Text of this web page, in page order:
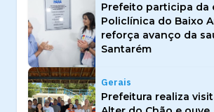
Prefeito participa da
Policlínica do Baixo
reforça avanço da
Santarém
Gerais
Prefeitura realiza